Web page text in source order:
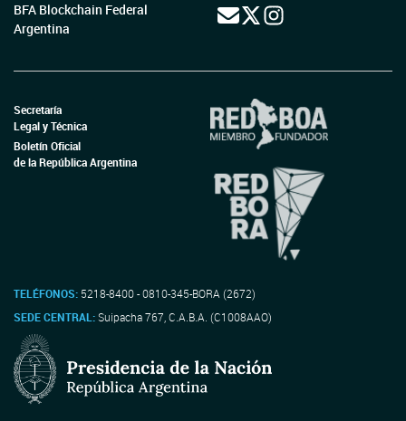
BFA Blockchain Federal
Argentina
Secretaría
Legal y Técnica
Boletín Oficial
de la República Argentina
TELÉFONOS: 5218-8400 - 0810-345-BORA (2672)
SEDE CENTRAL:Suipacha 767, C.A.B.A. (C1008AAO)